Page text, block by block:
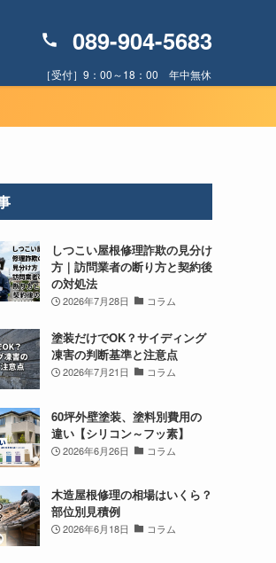
089-904-5683
［受付］9：00～18：00 年中無休
しつこい屋根修理詐欺の見分け
方｜訪問業者の断り方と契約後
の対処法
2026年7月28日 コラム
塗装だけでOK？サイディング
凍害の判断基準と注意点
2026年7月21日 コラム
60坪外壁塗装、塗料別費用の
違い【シリコン～フッ素】
2026年6月26日 コラム
木造屋根修理の相場はいくら？
部位別見積例
2026年6月18日 コラム